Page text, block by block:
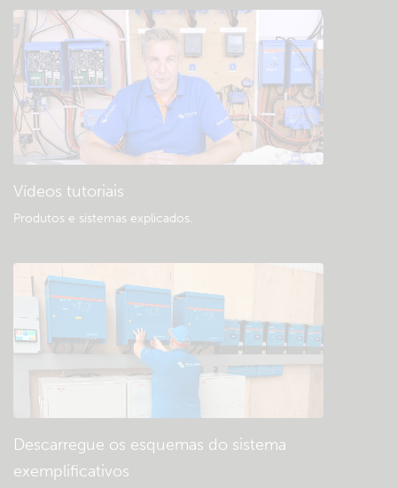
Vídeos tutoriais
Produtos e sistemas explicados.
Descarregue os esquemas do sistema
exemplificativos